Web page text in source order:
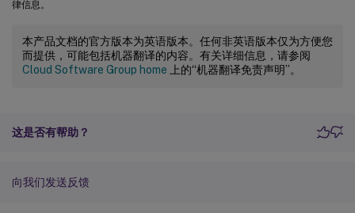
律信息。
本产品文档的官方版本为英语版本。任何非英语版本仅为方便您
而提供，可能包括机器翻译的内容。有关详细信息，请参阅
Cloud Software Group home 上的“机器翻译免责声明”。
这是否有帮助？
向我们发送反馈